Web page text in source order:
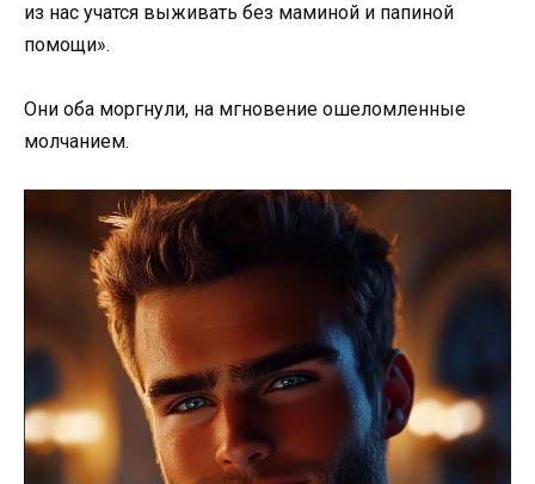
из нас учатся выживать без маминой и папиной
помощи».
Они оба моргнули, на мгновение ошеломленные
молчанием.